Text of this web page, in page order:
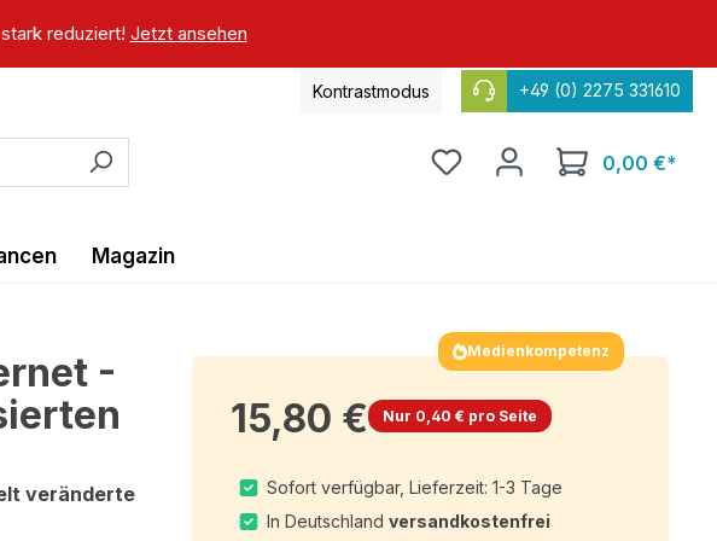
reduziert! Jetzt ansehen
Kontrastmodus +49 (0) 2275 331610
0,00 €*
Magazin
-
veränderte
Medienkompetenz
15,80 € Nur 0,40 € pro Seite
Sofort verfügbar, Lieferzeit: 1-3 Tage
In Deutschland versandkostenfrei